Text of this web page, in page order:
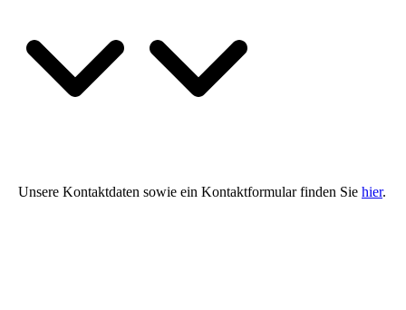
Unsere Kontaktdaten sowie ein Kontaktformular finden Sie hier.